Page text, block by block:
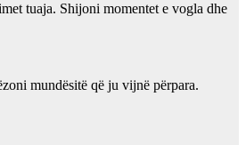
tuaja. Shijoni momentet e vogla dhe
mundësitë që ju vijnë përpara.